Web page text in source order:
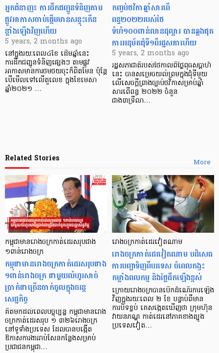
អ្នកជំនាញ៖ ការដឹកជញ្ជូនទំនិញតាម
ផ្លូវអាកាសចាប់ផ្ដើមមានសន្ទុះកើន
ខ្លាំងឡើងវិញហើយ
5 years, 2 months ago
នៅក្នុងរយៈពេល៤ខែ ដើមឆ្នាំនេះ
ការដឹកជញ្ជូនទំនិញផ្សេងៗ តាមផ្លូវ
អាកាសមានការថមថយចុះក៏ពិតមែន ប៉ុន្ដែ
បើមើលទៅលើតួលេខ ក្នុងខែមេសា
ឆ្នាំ២០២១ …
កញ្ចប់ថវិកាឆ្នាំសារពើ
ពន្ធ២០២២របស់ថៃ
ទំហំ១០០ពាន់លានដុល្លារ បានឆ្លងផុត
ការអនុម័តជុំទី១ពីរដ្ឋសភាហើយ
5 years, 2 months ago
រដ្ឋសភាជាតិរបស់ថៃកាលពីថ្ងៃពុធសប្តាហ៍
នេះ បានសម្រេចយល់ព្រមក្នុងជុំទីមួយ
លើសេចក្តីព្រាងច្បាប់ថវិកាសម្រាប់ឆ្នាំ
សារពើពន្ធ ២០២២ ចំនួន
ជាង៣ទ្រីលា…
More
Related Stories
កម្ពុជាមានរោងចក្រកាត់ដេរសរុបជាង
១ពាន់រោងចក្រ
កម្ពុជាមានរោងចក្រកាត់ដេរសរុបជាង
១ពាន់រោងចក្រ ជាមួយលំហូរសាច់
ប្រាក់ជាច្រើនចាក់ចូលក្នុងចរន្ដ
សេដ្ឋកិច្ច
គិតមកដល់ពេលបច្ចុប្បន្ន កម្ពុជាមានរោង
ចក្រកាត់ដេរសរុប ១ ៣២៦រោងចក្រ
នៅទូទាំងប្រទេស ដែលបានបង្កើត
ឱកាសការងាររាប់សែនកន្លែងសម្រាប់
ប្រជាជនកម្ពុជា…
រោងចក្រកាត់ដេរវៀតណាម
រោងចក្រកាត់ដេរវៀតណាម បដិសេធ
ការបញ្ជាទិញពីបរទេស ចំពេលកង្វះ
កម្លាំងពលកម្ម និងថ្លៃដឹកឡើងខ្ពស់
ក្រោយរោងចក្របានបើកដំណើរការឡើង
វិញក្នុងរយៈពេល ២ ខែ បន្ទាប់ពីមាន
ការបិទខ្ទប់ គេសង្កេតឃើញថា ក្រុមហ៊ុន
វាយនភណ្ឌ កាត់ដេរនៅភាគខាងត្បូង
ប្រទេសវៀត…